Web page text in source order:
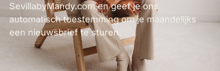
SevillabyMandy.com en geef je ons
automatisch toestemming om je maandelijks
een nieuwsbrief te sturen.